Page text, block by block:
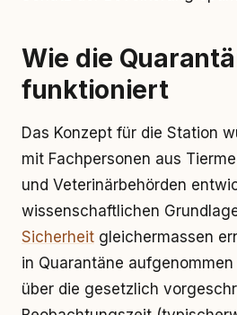
Wie die
funktioniert
Das Konzept für die Station
mit Fachpersonen aus
und Veterinärbehörden
wissenschaftlichen
Sicherheit gleichermassen
in Quarantäne
über die gesetzlich